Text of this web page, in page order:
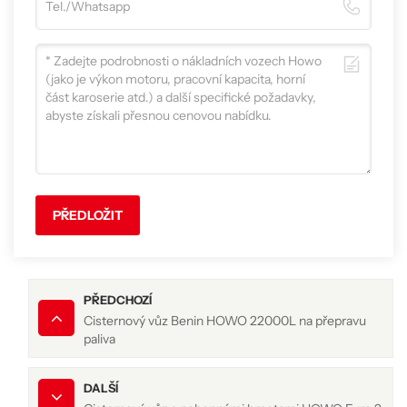
PŘEDLOŽIT
PŘEDCHOZÍ
Cisternový vůz Benin HOWO 22000L na přepravu
paliva
DALŠÍ